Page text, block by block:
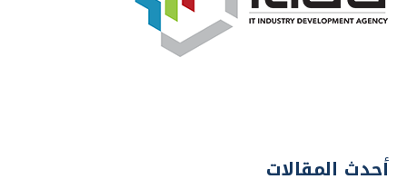
أحدث المقالات